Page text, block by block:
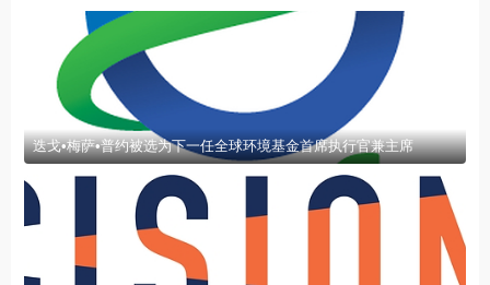
迭戈•梅萨•普约被选为下一任全球环境基金首席执行官兼主席